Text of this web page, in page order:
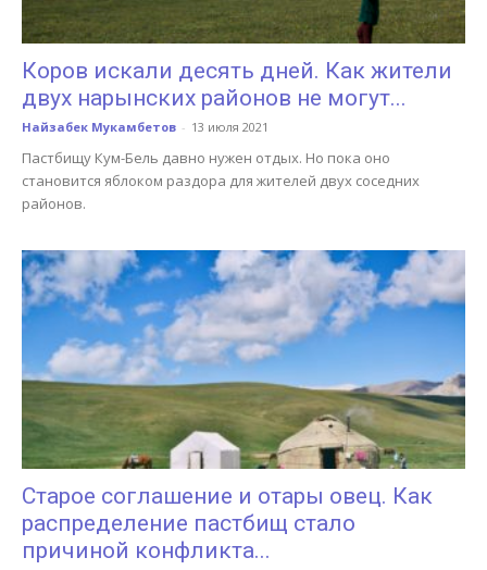
Коров искали десять дней. Как жители
двух нарынских районов не могут...
Найзабек Мукамбетов - 13 июля 2021
Пастбищу Кум-Бель давно нужен отдых. Но пока оно
становится яблоком раздора для жителей двух соседних
районов.
Старое соглашение и отары овец. Как
распределение пастбищ стало
причиной конфликта...